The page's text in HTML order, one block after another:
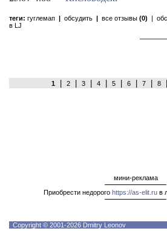
теги: гуглемап | обсудить | все отзывы (0) |
в LJ
1 2 3 4 5 6 7 8
мини-реклама
Приобрести недорого https://as-elit.ruв
Copyright © 2001-2026 Dmitry Leonov